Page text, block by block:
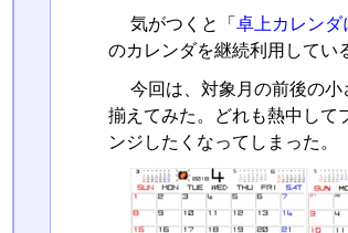
気がつくと「 卓上カレンダ
のカレンダを継続利用してい
今回は、対象月の前後の
揃えてみた。どれも熱中し
ンジしたくなってしまった。